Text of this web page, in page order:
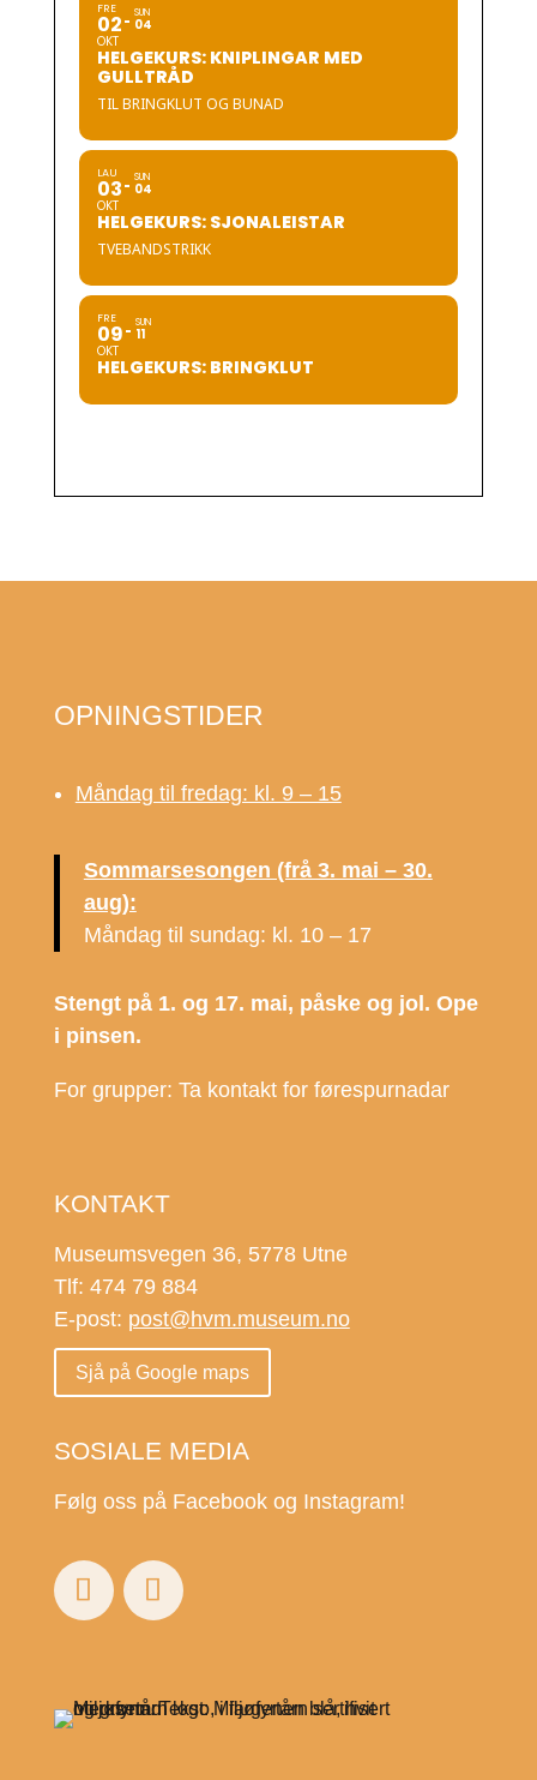
FRE
02
OKT
SUN
04
HELGEKURS: KNIPLINGAR MED
GULLTRÅD
TIL BRINGKLUT OG BUNAD
LAU
03
OKT
SUN
04
HELGEKURS: SJONALEISTAR
TVEBANDSTRIKK
FRE
09
OKT
SUN
11
HELGEKURS: BRINGKLUT
OPNINGSTIDER
Måndag til fredag: kl. 9 – 15
Sommarsesongen (frå 3. mai – 30.
aug):
Måndag til sundag: kl. 10 – 17
Stengt på 1. og 17. mai, påske og jol. Ope
i pinsen.
For grupper: Ta kontakt for førespurnadar
KONTAKT
Museumsvegen 36, 5778 Utne
Tlf: 474 79 884
E-post: post@hvm.museum.no
Sjå på Google maps
SOSIALE MEDIA
Følg oss på Facebook og Instagram!